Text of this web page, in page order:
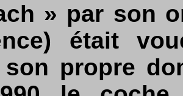
» par son
était
propre